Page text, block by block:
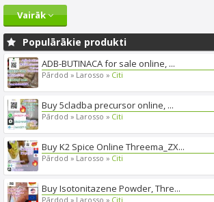
Vairāk
Populārākie produkti
ADB-BUTINACA for sale online, ...
Pārdod » Larosso » Citi
Buy 5cladba precursor online, ...
Pārdod » Larosso » Citi
Buy K2 Spice Online Threema_ZX...
Pārdod » Larosso » Citi
Buy Isotonitazene Powder, Thre...
Pārdod » Larosso » Citi